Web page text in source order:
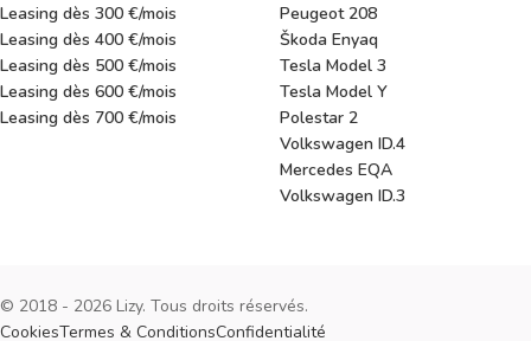
Leasing dès 300 €/mois
Leasing dès 400 €/mois
Leasing dès 500 €/mois
Leasing dès 600 €/mois
Leasing dès 700 €/mois
Peugeot 208
Škoda Enyaq
Tesla Model 3
Tesla Model Y
Polestar 2
Volkswagen ID.4
Mercedes EQA
Volkswagen ID.3
© 2018 - 2026 Lizy. Tous droits réservés.
CookiesTermes & ConditionsConfidentialité